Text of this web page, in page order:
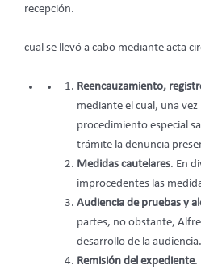
recepción.
cual se llevó a cabo mediante acta
Reencauzamiento,
mediante el cual, una
procedimiento especial
trámite la denuncia
Medidas cautelares. En
improcedentes las
Audiencia de pruebas y
partes, no obstante,
desarrollo de la audiencia.
Remisión del expediente.